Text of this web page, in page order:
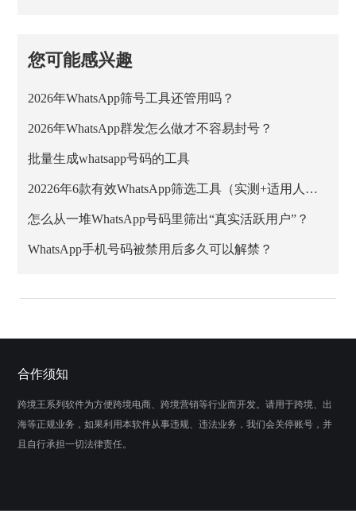
您可能感兴趣
2026年WhatsApp筛号工具还管用吗？
2026年WhatsApp群发怎么做才不容易封号？
批量生成whatsapp号码的工具
20226年6款有效WhatsApp筛选工具（实测+适用人群）
怎么从一堆WhatsApp号码里筛出“真实活跃用户”？
WhatsApp手机号码被禁用后多久可以解禁？
合作须知
跨境王系列软件为方便跨境电商、跨境营销等行业而开发。请用于跨境、出
海等正规业务，如果利用本软件从事违规、违法业务，我们会关停账号，并
且自行承担一切法律责任。